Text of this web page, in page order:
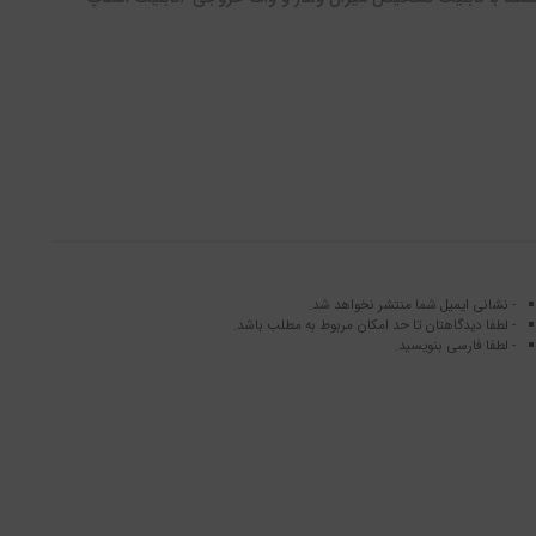
- نشانی ایمیل شما منتشر نخواهد شد.
- لطفا دیدگاهتان تا حد امکان مربوط به مطلب باشد.
- لطفا فارسی بنویسید.